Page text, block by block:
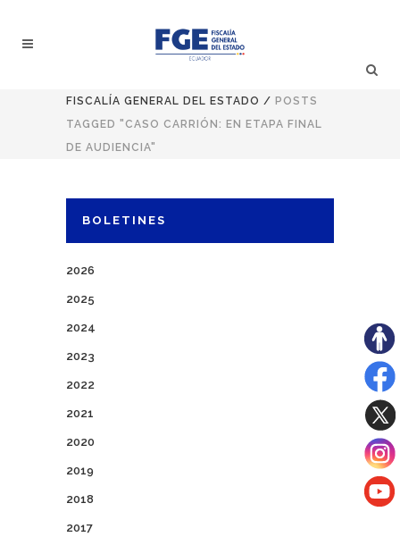
FISCALÍA GENERAL DEL ESTADO / POSTS
TAGGED "CASO CARRIÓN: EN ETAPA FINAL
DE AUDIENCIA"
BOLETINES
2026
2025
2024
2023
2022
2021
2020
2019
2018
2017